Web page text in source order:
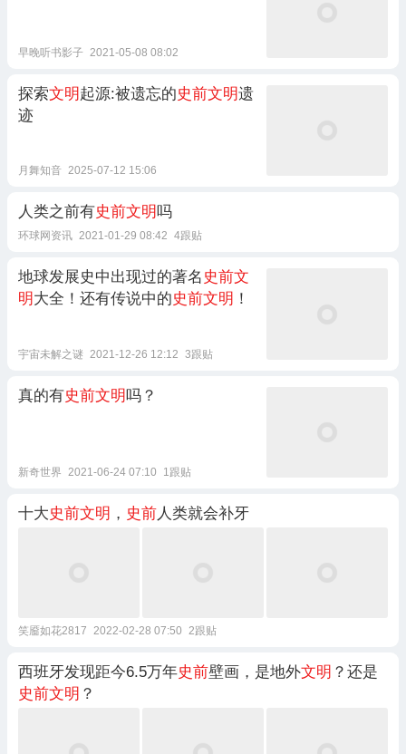
早晚听书影子 2021-05-08 08:02
探索文明起源:被遗忘的史前文明遗
迹
月舞知音 2025-07-12 15:06
人类之前有史前文明吗
环球网资讯 2021-01-29 08:42 4跟贴
地球发展史中出现过的著名 史前文
明大全！还有传说中的史前文明 ！
宇宙未解之谜 2021-12-26 12:12 3跟贴
真的有史前文明吗？
新奇世界 2021-06-24 07:10 1跟贴
十大史前文明 ， 史前人类就会补牙
笑靥如花2817 2022-02-28 07:50 2跟贴
西班牙发现距今6.5万年史前壁画，是地外文明 ？还是
史前文明 ？